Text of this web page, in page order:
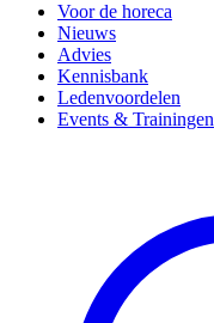
Voor de horeca
Nieuws
Advies
Kennisbank
Ledenvoordelen
Events & Trainingen